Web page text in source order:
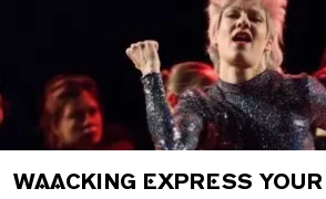
WAACKING EXPRESS